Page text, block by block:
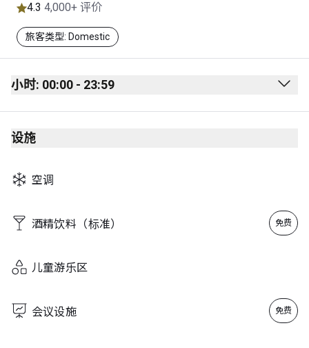
4.3 4,000+ 评价
旅客类型: Domestic
小时: 00:00 - 23:59
Monday 00:00 - 23:59
Tuesday
Thursday
Friday 00:00 - 23:59
Sunday
设施
空调
酒精饮料（标准） 免费
儿童游乐区
会议设施 免费